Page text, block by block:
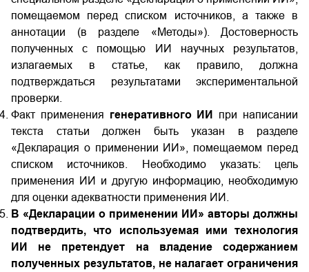
помещаемом перед списком источников, а также в
аннотации (в разделе «Методы»). Достоверность
полученных с помощью ИИ научных результатов,
излагаемых в статье, как правило, должна
подтверждаться результатами экспериментальной
проверки.
Факт применения генеративного ИИ
при написании
текста статьи должен быть указан в разделе
«Декларация о применении ИИ», помещаемом перед
списком источников. Необходимо указать: цель
применения ИИ и другую информацию, необходимую
для оценки адекватности применения ИИ.
В «Декларации о применении ИИ» авторы должны
подтвердить, что используемая ими технология
ИИ не претендует на владение содержанием
полученных результатов, не налагает ограничения